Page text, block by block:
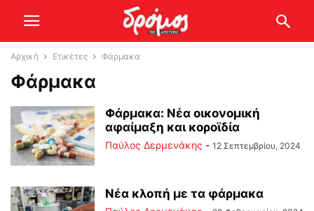
Αρχική Ετικέτες Φάρμακα
Φάρμακα
Φάρμακα: Νέα οικονομική
αφαίμαξη και κοροϊδία
Παύλος Δερμενάκης - 12 Σεπτεμβρίου, 2024
Νέα κλοπή με τα φάρμακα